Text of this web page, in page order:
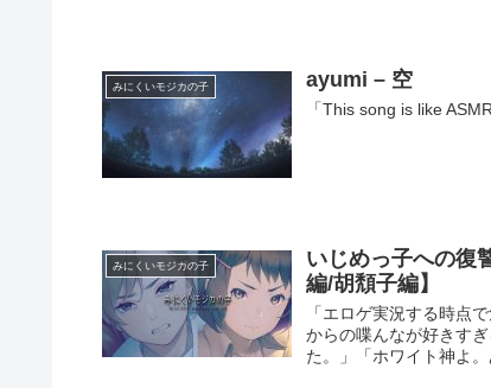
みにくいモジカの子 ayumi – 空
「This song is like
みにくいモジカの子
いじめっ子への復
編/胡頽子編】
「エロゲ実況する時点
からの喋んなが好きす
た。」「ホワイト神よ